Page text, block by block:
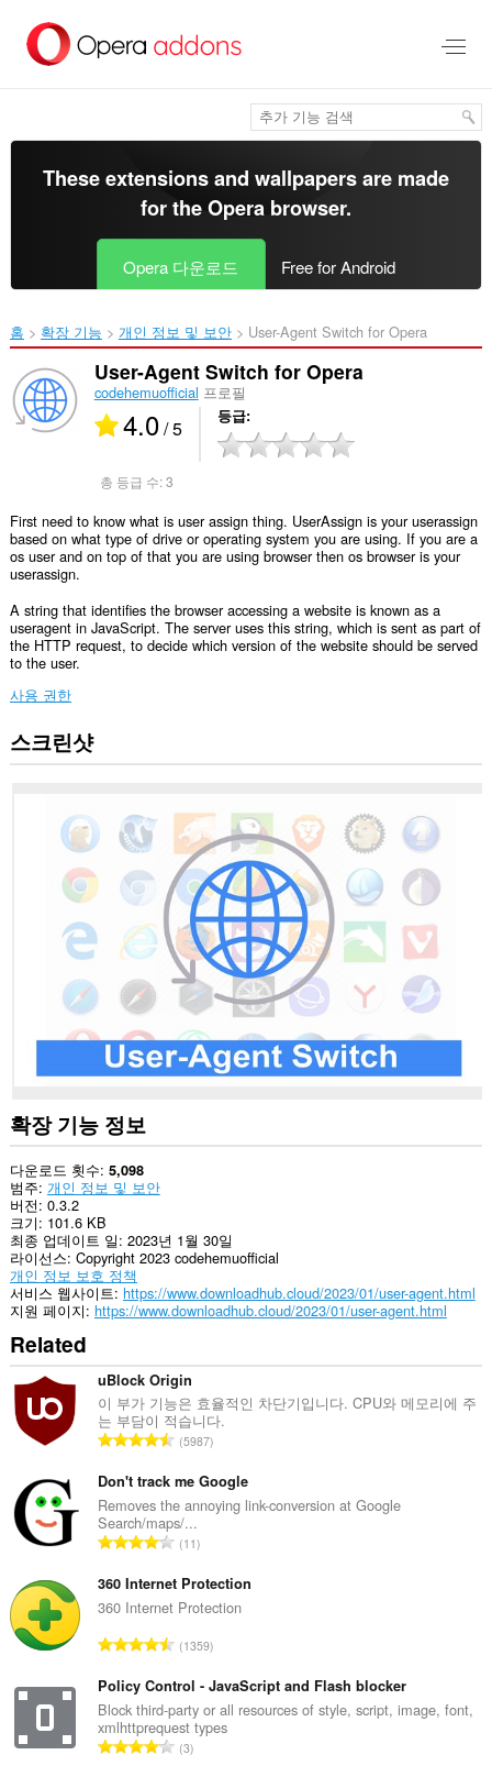
건
These extensions and wallpapers are made
for theOpera browser.
Opera 다운로드 Free for Android
홈 확장 기능 개인 정보 및 보안 User-Agent Switch for Opera‎
User-Agent Switch for Opera
codehemuofficial 프로필
4.0/ 5 등급
총 등급 수:3
First need to know what is user assign thing. UserAssign is your userassign
based on what type of drive or operating system you are using. If you are a
os user and on top of that you are using browser then os browser is your
userassign.
A string that identifies the browser accessing a website is known as a
useragent in JavaScript. The server uses this string, which is sent as part of
the HTTP request, to decide which version of the website should be served
to the user.
사용 권한
이
확
수
있
습
니
다.
스크린샷
확장 기능 정보
다운로드 횟수 5,098
범주 개인 정보 및 보안
버전 0.3.2
크기 101.6 KB
최종 업데이트 일 2023년 1월 30일
라이선스 Copyright 2023 codehemuofficial
개인 정보 보호 정책
서비스 웹사이트 https://www.downloadhub.cloud/2023/01/user-agent.html
지원 페이지 https://www.downloadhub.cloud/2023/01/user-agent.html
Related
uBlock Origin
이 부가 기능은 효율적인 차단기입니다. CPU와 메모리에 주
는 부담이 적습니다.
총
급
수
:
5987
Don't track me Google
Removes the annoying link-conversion at Google
Search/maps/...
총
급
수
11
360 Internet Protection
360 Internet Protection
총
급
수
:
1359
Policy Control - JavaScript and Flash blocker
Block third-party or all resources of style, script, image, font,
xmlhttprequest types
총
3